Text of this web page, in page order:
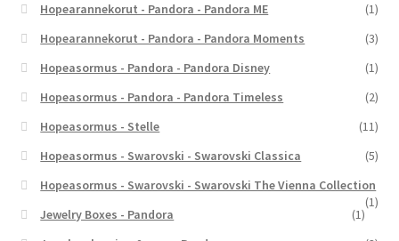
Hopearannekorut - Pandora - Pandora ME
(1)
Hopearannekorut - Pandora - Pandora Moments
(3)
Hopeasormus - Pandora - Pandora Disney
(1)
Hopeasormus - Pandora - Pandora Timeless
(2)
Hopeasormus - Stelle
(11)
Hopeasormus - Swarovski - Swarovski Classica
(5)
Hopeasormus - Swarovski - Swarovski The Vienna Collection
(1)
Jewelry Boxes - Pandora
(1)